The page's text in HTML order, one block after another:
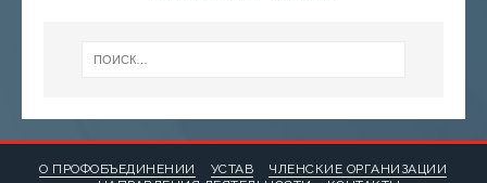
О ПРОФОБЪЕДИНЕНИИ УСТАВ
ЧЛЕНСКИЕ ОРГАНИЗАЦИИ